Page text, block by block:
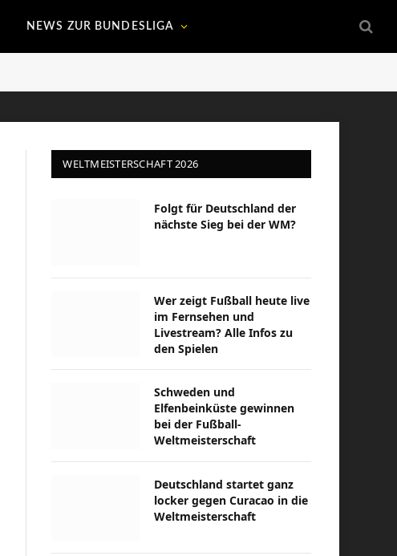
NEWS ZUR BUNDESLIGA
WELTMEISTERSCHAFT 2026
Folgt für Deutschland der
nächste Sieg bei der WM?
Wer zeigt Fußball heute live
im Fernsehen und
Livestream? Alle Infos zu
den Spielen
Schweden und
Elfenbeinküste gewinnen
bei der Fußball-
Weltmeisterschaft
Deutschland startet ganz
locker gegen Curacao in die
Weltmeisterschaft